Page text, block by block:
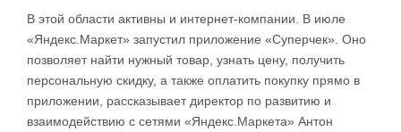
В этой области активны и интернет-компании. В июле
«Яндекс.Маркет» запустил приложение «Суперчек». Оно
позволяет найти нужный товар, узнать цену, получить
персональную скидку, а также оплатить покупку прямо в
приложении, рассказывает директор по развитию и
взаимодействию с сетями «Яндекс.Маркета» Антон